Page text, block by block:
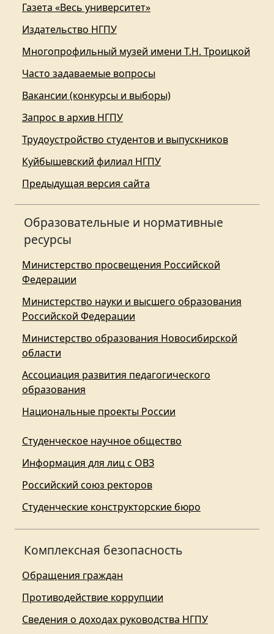
Газета «Весь университет»
Издательство НГПУ
Многопрофильный музей имени Т.Н. Троицкой
Часто задаваемые вопросы
Вакансии (конкурсы и выборы)
Запрос в архив НГПУ
Трудоустройство студентов и выпускников
Куйбышевский филиал НГПУ
Предыдущая версия сайта
Образовательные и нормативные
ресурсы
Министерство просвещения Российской
Федерации
Министерство науки и высшего образования
Российской Федерации
Министерство образования Новосибирской
области
Ассоциация развития педагогического
образования
Национальные проекты России
Студенческое научное общество
Информация для лиц с ОВЗ
Российский союз ректоров
Студенческие конструкторские бюро
Комплексная безопасность
Обращения граждан
Противодействие коррупции
Сведения о доходах руководства НГПУ